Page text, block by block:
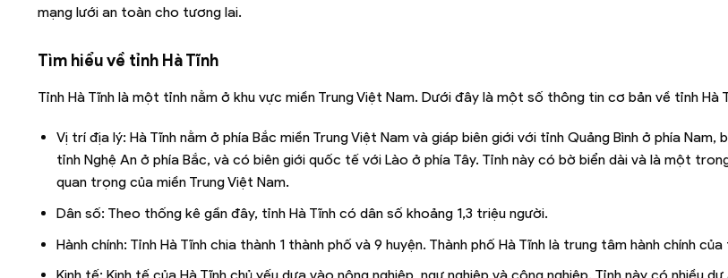
mạng lưới an toàn cho tương lai.
Tìm hiểu về tỉnh Hà Tĩnh
Tỉnh Hà Tĩnh là một tỉnh nằm ở khu vực miền Trung Việt Nam. Dưới đây là một số thông tin cơ bản về tỉnh Hà
Vị trí địa lý: Hà Tĩnh nằm ở phía Bắc miền Trung Việt Nam và giáp biên giới với tỉnh Quảng Bình ở phía
tỉnh Nghệ An ở phía Bắc, và có biên giới quốc tế với Lào ở phía Tây. Tỉnh này có bờ biển dài và là một
quan trọng của miền Trung Việt Nam.
Dân số: Theo thống kê gần đây, tỉnh Hà Tĩnh có dân số khoảng 1,3 triệu người.
Hành chính: Tỉnh Hà Tĩnh chia thành 1 thành phố và 9 huyện. Thành phố Hà Tĩnh là trung tâm hành chính của